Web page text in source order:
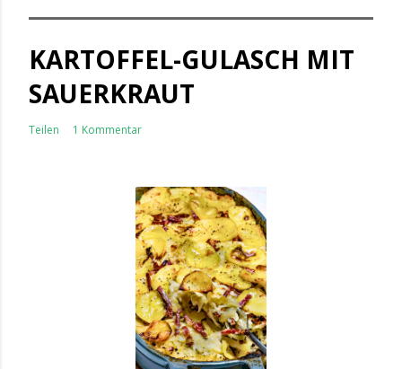
KARTOFFEL-GULASCH MIT
SAUERKRAUT
Teilen 1 Kommentar